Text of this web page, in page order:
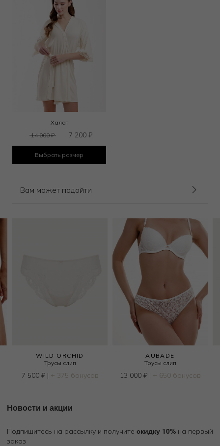
Халат
14 000₽ 7 200₽
Выбрать размер
Вам может подойти
WILD ORCHID
Трусы слип
7 500 ₽| + 375 бонусов
AUBADE
Трусы слип
13 000 ₽| + 650 бонусов
Новости и акции
Подпишитесь на рассылку и получите скидку 10% на первый
заказ